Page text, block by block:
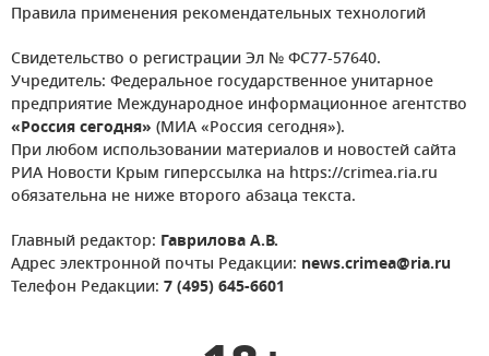
Правила применения рекомендательных технологий
Свидетельство о регистрации Эл № ФС77-57640.
Учредитель: Федеральное государственное унитарное
предприятие Международное информационное агентство
«Россия сегодня» (МИА «Россия сегодня»).
При любом использовании материалов и новостей сайта
РИА Новости Крым гиперссылка на https://crimea.ria.ru
обязательна не ниже второго абзаца текста.
Главный редактор: Гаврилова А.В.
Адрес электронной почты Редакции: news.crimea@ria.ru
Телефон Редакции: 7 (495) 645-6601